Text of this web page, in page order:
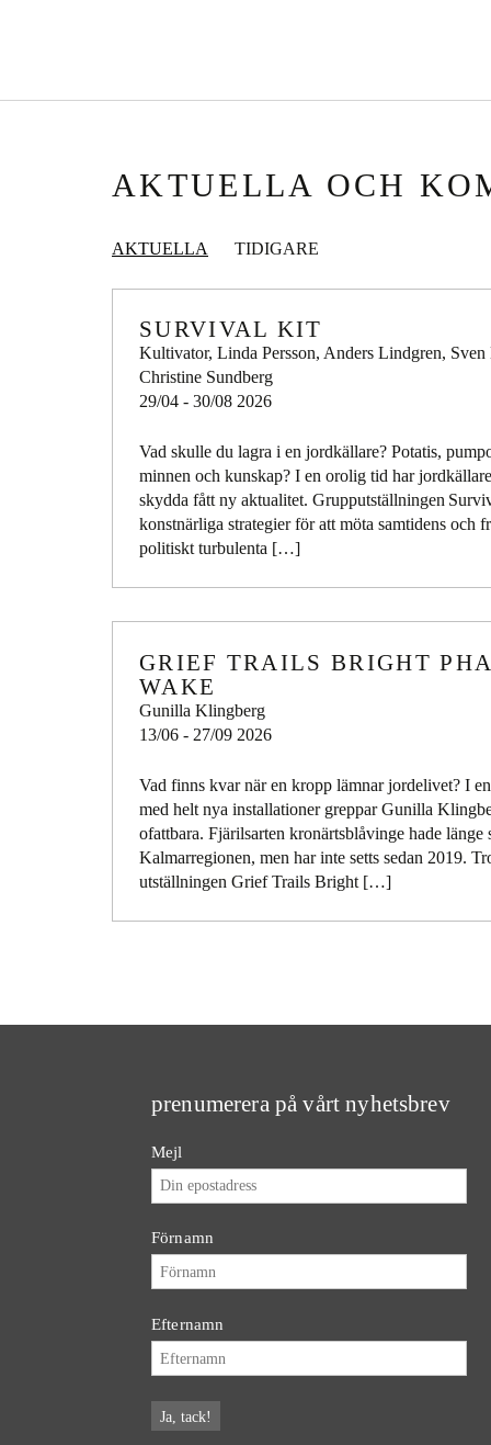
AKTUELLA OCH
AKTUELLA TIDIGARE
SURVIVAL KIT
Kultivator, Linda Persson, Anders Lindgren,
Christine Sundberg
29/04 - 30/08 2026
Vad skulle du lagra i en jordkällare? Potatis,
minnen och kunskap? I en orolig tid har
skydda fått ny aktualitet. Grupputställningen
konstnärliga strategier för att möta samtidens och
politiskt turbulenta […]
GRIEF TRAILS BRIGHT
WAKE
Gunilla Klingberg
13/06 - 27/09 2026
Vad finns kvar när en kropp lämnar jordelivet? I
med helt nya installationer greppar Gunilla
ofattbara. Fjärilsarten kronärtsblåvinge hade länge
Kalmarregionen, men har inte setts sedan 2019.
utställningen Grief Trails Bright […]
prenumerera på vårt nyhetsbrev
Mejl
Förnamn
Efternamn